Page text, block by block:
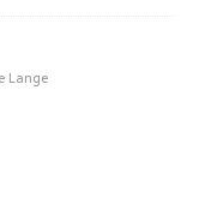
Lange